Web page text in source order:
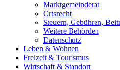
Marktgemeinderat
Ortsrecht
Steuern, Gebühren,
Weitere Behörden
Datenschutz
Leben & Wohnen
Freizeit & Tourismus
Wirtschaft & Standort